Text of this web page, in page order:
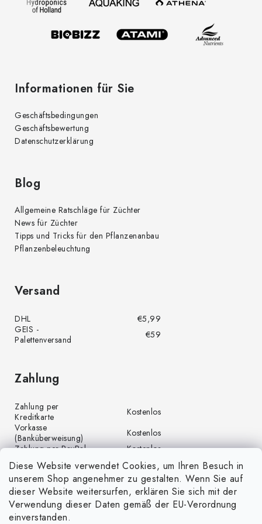
Diese Website verwendet Cookies, um Ihren Besuch in
unserem Shop angenehmer zu gestalten. Wenn Sie auf
dieser Website weitersurfen, erklären Sie sich mit der
Verwendung dieser Daten gemäß der EU-Verordnung
einverstanden.
Informationen für Sie
Geschäftsbedingungen
Geschäftsbewertung
Datenschutzerklärung
Blog
Allgemeine Ratschläge für Züchter
News für Züchter
Tipps und Tricks für den Pflanzenanbau
Pflanzenbeleuchtung
Versand
DHL
€5,99
GEIS -
Palettenversand
€59
Zahlung
Zahlung per
Kreditkarte
Kostenlos
Vorkasse
(Banküberweisung)
Kostenlos
Zahlung per PayPal
Kostenlos